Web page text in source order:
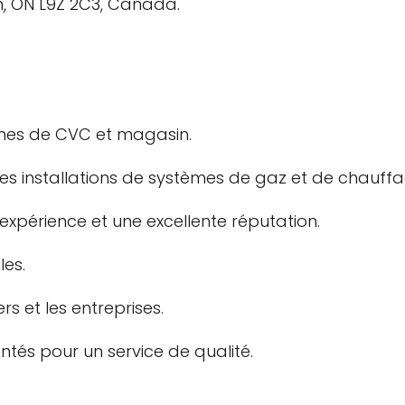
de CVC et magasin.
installations de systèmes de gaz et de
et une excellente réputation.
et les entreprises.
pour un service de qualité.